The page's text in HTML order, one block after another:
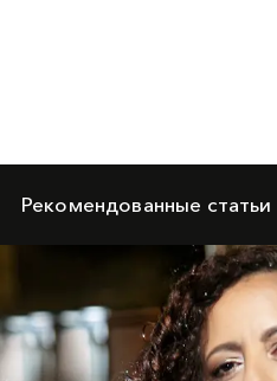
Рекомендованные статьи